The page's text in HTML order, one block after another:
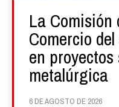
La
Comercio
en
metalúrgica
6 DE AGOSTO DE 2026